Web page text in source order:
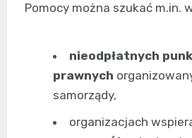
Pomocy można szukać m.in.
nieodpłatnych
prawnych
samorządy,
organizacjach